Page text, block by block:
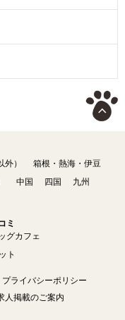
）
箱根・熱海・伊豆
中国 四国
九州
ミ
グカフェ
ト
プライバシーポリシー
人掲載のご案内